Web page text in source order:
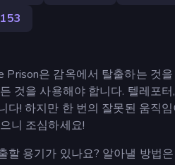
153
Prison은 감옥에서 탈출하는 것
것을 사용해야 합니다. 텔레포
다! 하지만 한 번의 잘못된 움직
니 조심하세요!
할 용기가 있나요? 알아낼 방법